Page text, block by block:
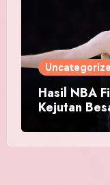
Hasil NBA
Kejutan